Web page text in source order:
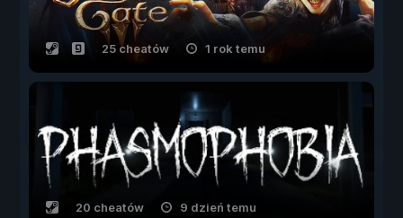
25 cheatów 1 rok temu
20 cheatów 9 dzień temu